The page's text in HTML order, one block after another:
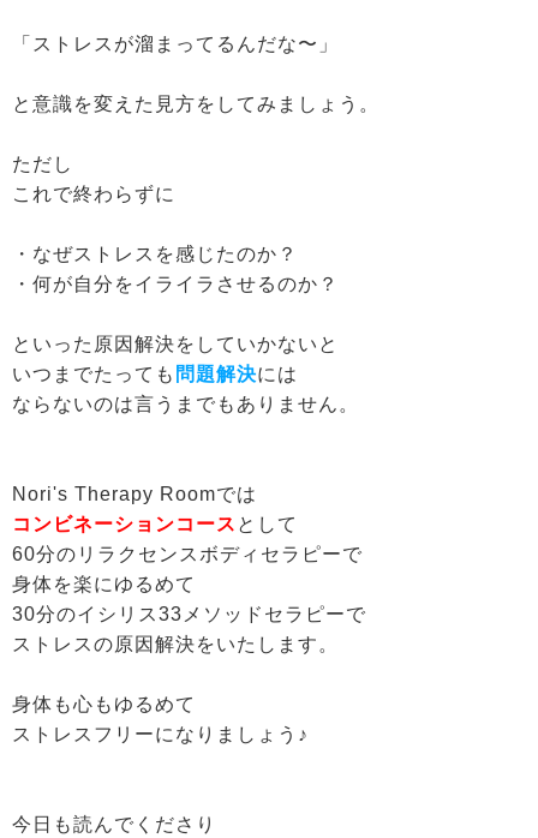
「ストレスが溜まってるんだな〜」
と意識を変えた見方をしてみましょう。
ただし
これで終わらずに
・なぜストレスを感じたのか？
・何が自分をイライラさせるのか？
といった原因解決をしていかないと
いつまでたっても 問題解決には
ならないのは言うまでもありません。
Nori's Therapy Roomでは
コンビネーションコース として
60分のリラクセンスボディセラピーで
身体を楽にゆるめて
30分のイシリス33メソッドセラピーで
ストレスの原因解決をいたします。
身体も心もゆるめて
ストレスフリーになりましょう♪
今日も読んでくださり